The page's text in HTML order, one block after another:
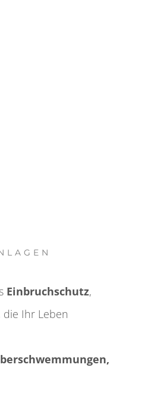
Einbruch­schutz,
Ihr Leben